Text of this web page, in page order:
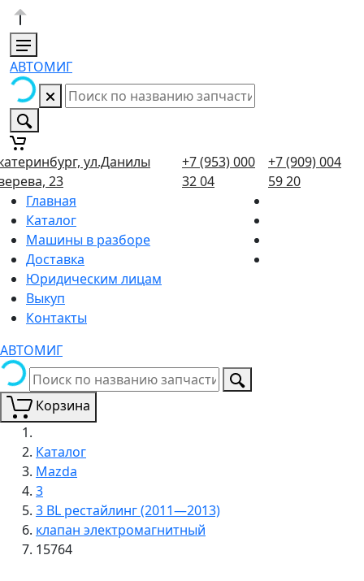
АВТОМИГ
ул.Данилы
23
+7 (953) 000
32 04
+7 (909) 004
59 20
Главная
Каталог
Машины в разборе
Доставка
Юридическим лицам
Выкуп
Контакты
АВТОМИГ
Корзина
Каталог
Mazda
3
3 BL рестайлинг (2011—2013)
клапан электромагнитный
15764